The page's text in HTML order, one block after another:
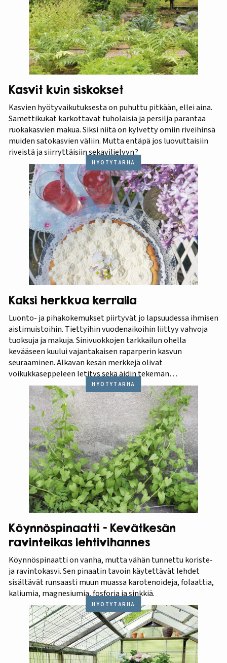
Kasvit kuin siskokset
Kasvien hyötyvaikutuksesta on puhuttu pitkään, ellei aina.
Samettikukat karkottavat tuholaisia ja persilja parantaa
ruokakasvien makua. Siksi niitä on kylvetty omiin riveihinsä
muiden satokasvien väliin. Mutta entäpä jos luovuttaisiin
riveistä ja siirryttäisiin sekaviljelyyn?
HYÖTYTARHA
Kaksi herkkua kerralla
Luonto- ja pihakokemukset piirtyvät jo lapsuudessa ihmisen
aistimuistoihin. Tiettyihin vuodenaikoihin liittyy vahvoja
tuoksuja ja makuja. Sinivuokkojen tarkkailun ohella
kevääseen kuului vajantakaisen raparperin kasvun
seuraaminen. Alkavan kesän merkkejä olivat
voikukkaseppeleen letitys sekä äidin tekemän
raparperikiisselin maistelu.HYÖTYTARHA
Köynnöspinaatti – Kevätkesän
ravinteikas lehtivihannes
Köynnöspinaatti on vanha, mutta vähän tunnettu koriste-
ja ravintokasvi. Sen pinaatin tavoin käytettävät lehdet
sisältävät runsaasti muun muassa karotenoideja, folaattia,
kaliumia, magnesiumia, fosforia ja sinkkiä.
HYÖTYTARHA